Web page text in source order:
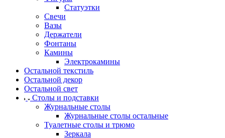
Статуэтки
Свечи
Вазы
Держатели
Фонтаны
Камины
Электрокамины
Остальной текстиль
Остальной декор
Остальной свет
Столы и подставки
Журнальные столы
Журнальные столы остальные
Туалетные столы и трюмо
Зеркала